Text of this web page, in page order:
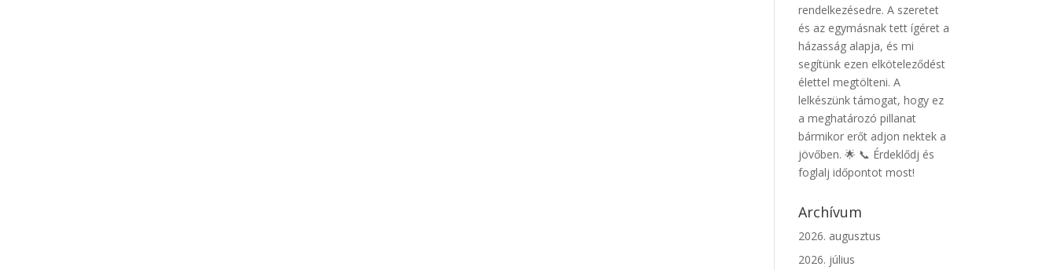
rendelkezésedre. A szeretet
és az egymásnak tett ígéret a
házasság alapja, és mi
segítünk ezen elköteleződést
élettel megtölteni. A
lelkészünk támogat, hogy ez
a meghatározó pillanat
bármikor erőt adjon nektek a
jövőben. 🌟 📞 Érdeklődj és
foglalj időpontot most!
Archívum
2026. augusztus
2026. július